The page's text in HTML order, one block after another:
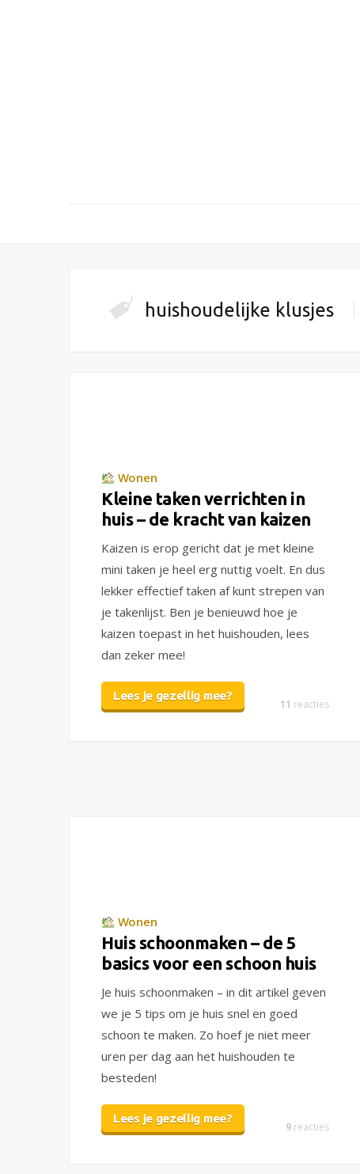
huishoudelijke klusjes
Wonen
Kleine taken verrichten in
huis – de kracht van kaizen
Kaizen is erop gericht dat je met kleine
mini taken je heel erg nuttig voelt. En dus
lekker effectief taken af kunt strepen van
je takenlijst. Ben je benieuwd hoe je
kaizen toepast in het huishouden, lees
dan zeker mee!
Lees je gezellig mee?
11 reacties
Wonen
Huis schoonmaken – de 5
basics voor een schoon huis
Je huis schoonmaken – in dit artikel geven
we je 5 tips om je huis snel en goed
schoon te maken. Zo hoef je niet meer
uren per dag aan het huishouden te
besteden!
Lees je gezellig mee?
9 reacties